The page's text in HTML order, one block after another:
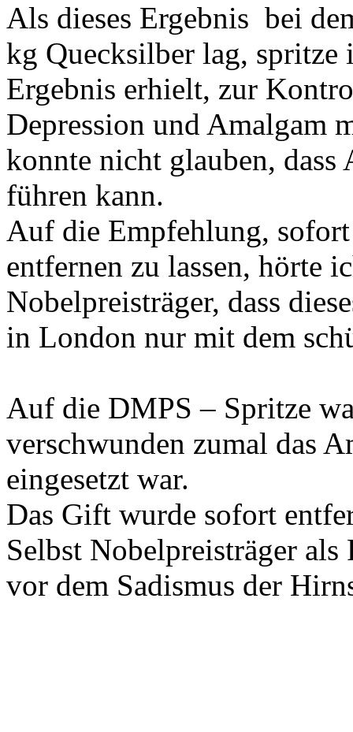
Als dieses Ergebnis bei
kg Quecksilber lag, spritze
Ergebnis erhielt, zur
Depression und Amalgam
konnte nicht glauben, dass
führen kann.
Auf die Empfehlung,
entfernen zu lassen, hörte
Nobelpreisträger, dass
in London nur mit dem
Auf die DMPS – Spritze
verschwunden zumal das
eingesetzt war.
Das Gift wurde sofort
Selbst Nobelpreisträger
vor dem Sadismus der